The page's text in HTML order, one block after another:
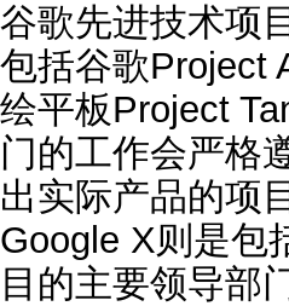
谷歌先进技术项
包括谷歌Project
绘平板Project
门的工作会严格
出实际产品的项
Google X则是包
目的主要领导部